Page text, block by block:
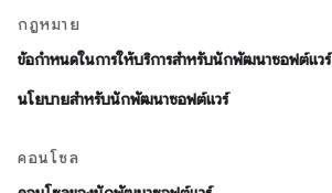
กฎหมาย
ข้อกำหนดในการให้บริการสำหรับนักพัฒนาซอฟต์แวร์
นโยบายสำหรับนักพัฒนาซอฟต์แวร์
คอนโซล